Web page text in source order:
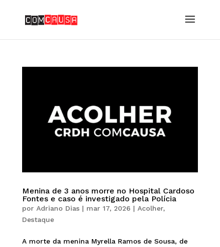
Menina de 3 anos morre no Hospital Cardoso
Fontes e caso é investigado pela Polícia
por Adriano Dias| mar 17, 2026 | Acolher,
Destaque
A morte da menina Myrella Ramos de Sousa, de